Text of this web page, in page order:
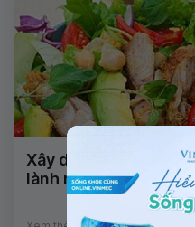
Xây dựng chế độ ăn
lành mạnh